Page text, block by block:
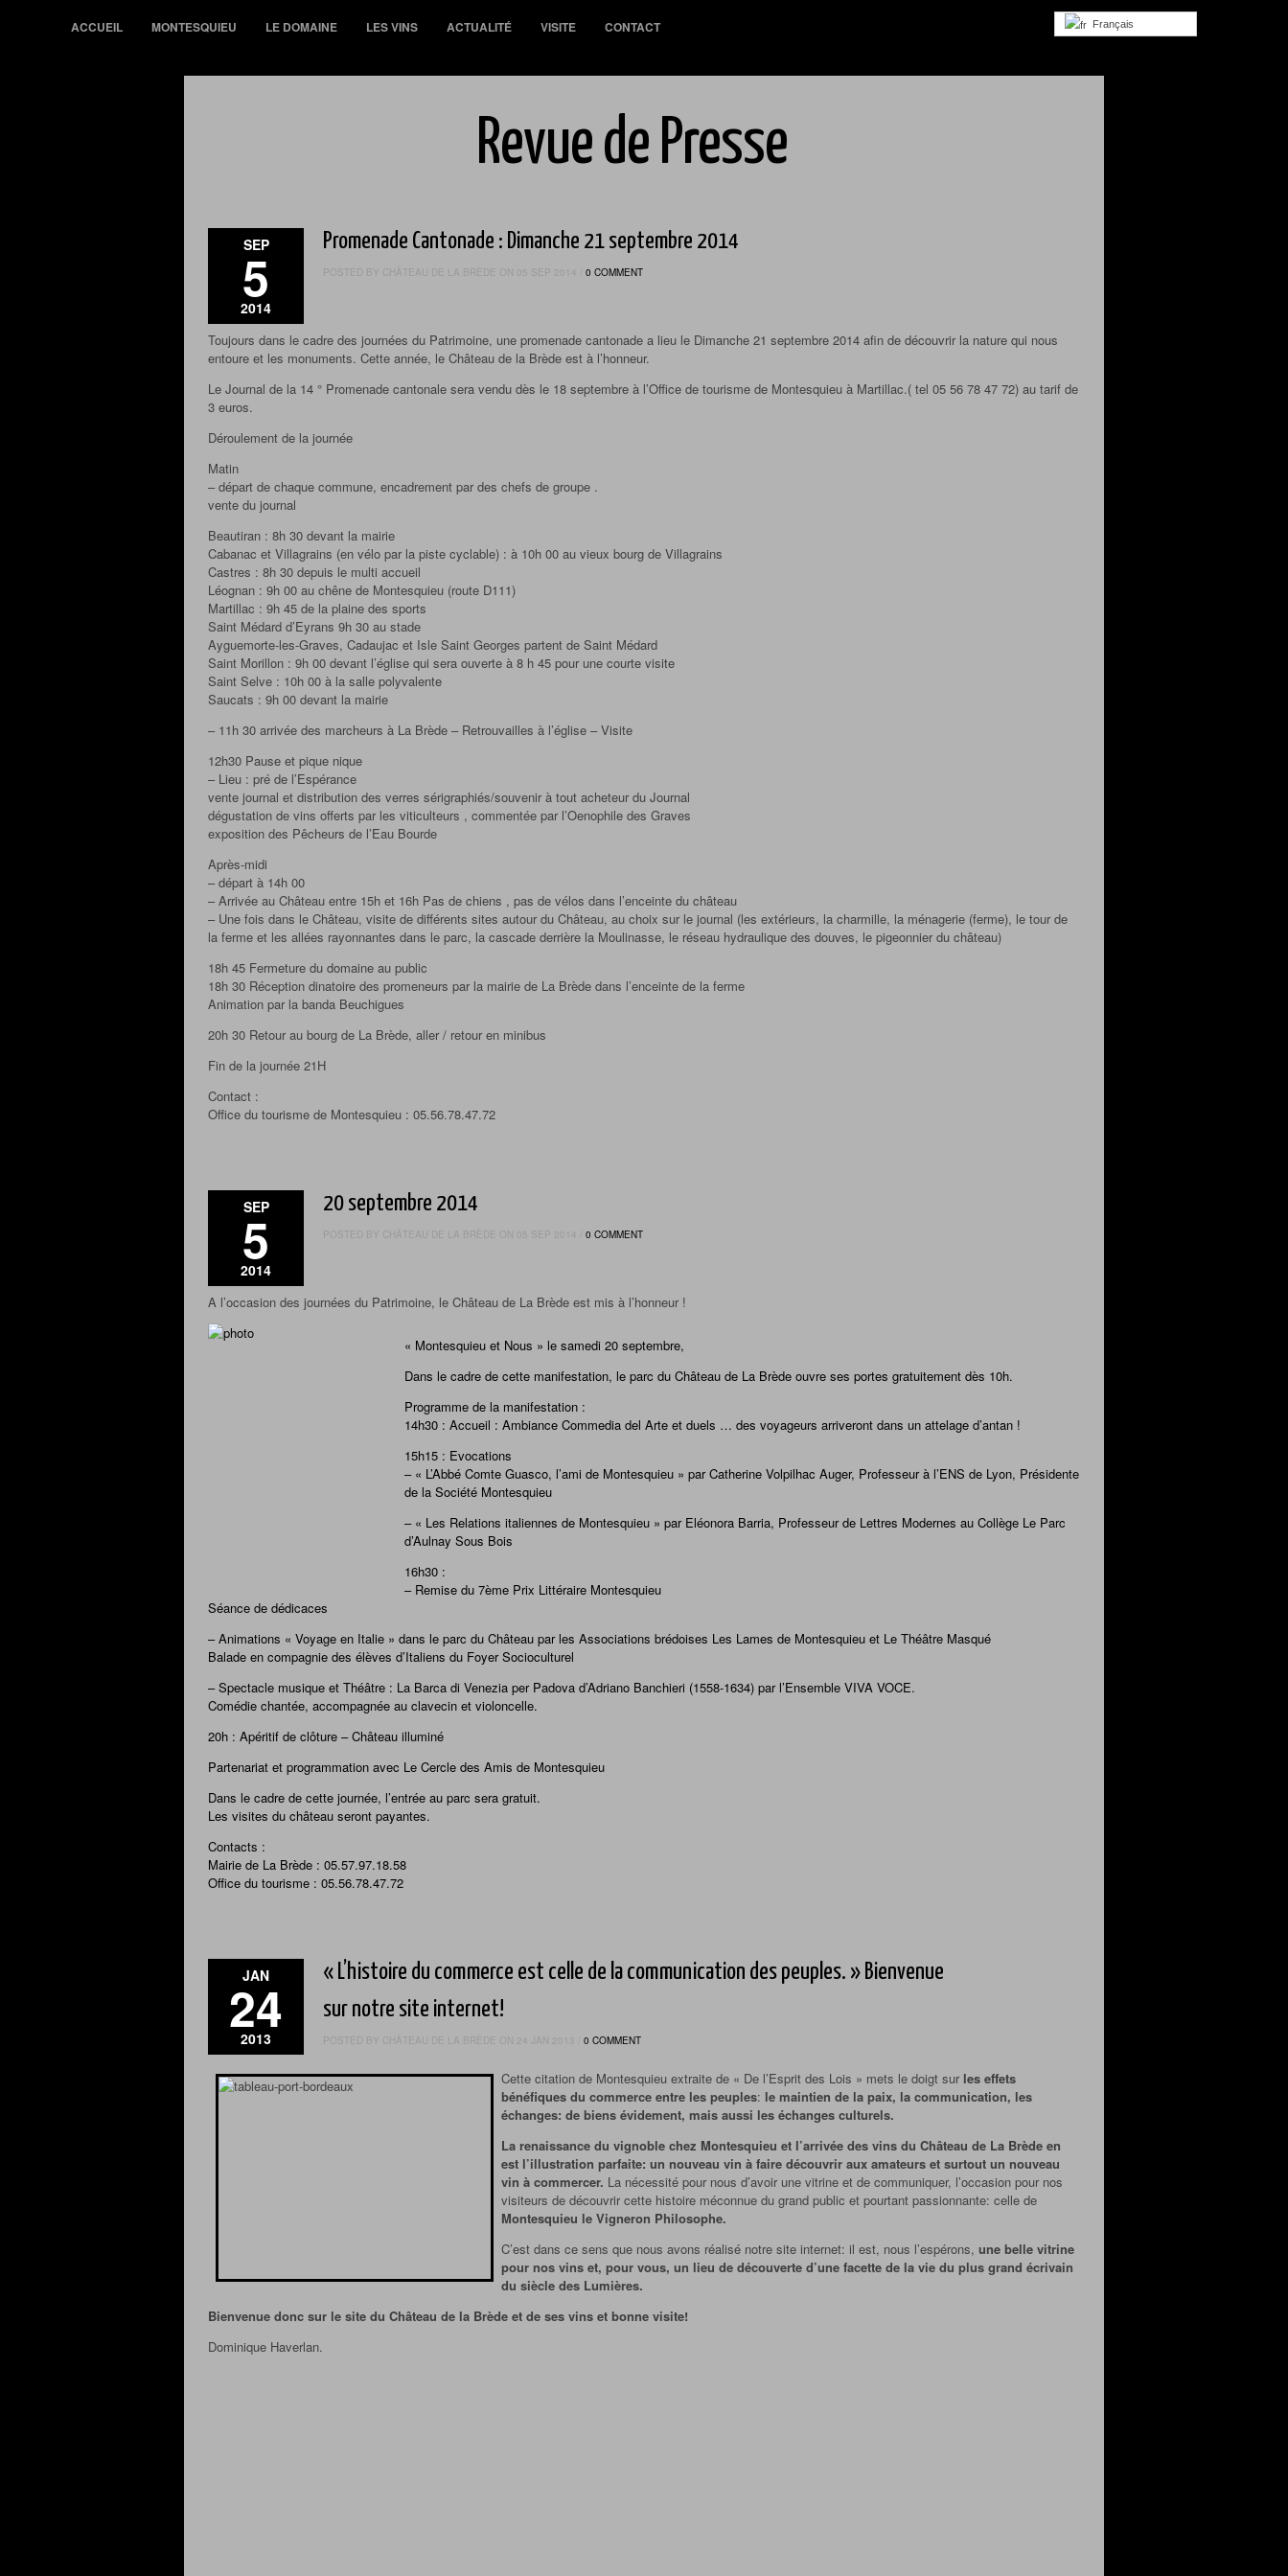
ACCUEIL MONTESQUIEU LE DOMAINE LES VINS ACTUALITÉ VISITE CONTACT Français
Revue de Presse
SEP
5
2014
Promenade Cantonade : Dimanche 21 septembre 2014
POSTED BY CHÂTEAU DE LA BRÈDE ON 05 SEP 2014 / 0 COMMENT
Toujours dans le cadre des journées du Patrimoine, une promenade cantonade a lieu le Dimanche 21 septembre 2014 afin de découvrir la nature qui nous
entoure et les monuments. Cette année, le Château de la Brède est à l’honneur.
Le Journal de la 14 ° Promenade cantonale sera vendu dès le 18 septembre à l’Office de tourisme de Montesquieu à Martillac.( tel 05 56 78 47 72) au tarif de
3 euros.
Déroulement de la journée
Matin
– départ de chaque commune, encadrement par des chefs de groupe .
vente du journal
Beautiran : 8h 30 devant la mairie
Cabanac et Villagrains (en vélo par la piste cyclable) : à 10h 00 au vieux bourg de Villagrains
Castres : 8h 30 depuis le multi accueil
Léognan : 9h 00 au chêne de Montesquieu (route D111)
Martillac : 9h 45 de la plaine des sports
Saint Médard d’Eyrans 9h 30 au stade
Ayguemorte-les-Graves, Cadaujac et Isle Saint Georges partent de Saint Médard
Saint Morillon : 9h 00 devant l’église qui sera ouverte à 8 h 45 pour une courte visite
Saint Selve : 10h 00 à la salle polyvalente
Saucats : 9h 00 devant la mairie
– 11h 30 arrivée des marcheurs à La Brède – Retrouvailles à l’église – Visite
12h30 Pause et pique nique
– Lieu : pré de l’Espérance
vente journal et distribution des verres sérigraphiés/souvenir à tout acheteur du Journal
dégustation de vins offerts par les viticulteurs , commentée par l’Oenophile des Graves
exposition des Pêcheurs de l’Eau Bourde
Après-midi
– départ à 14h 00
– Arrivée au Château entre 15h et 16h Pas de chiens , pas de vélos dans l’enceinte du château
– Une fois dans le Château, visite de différents sites autour du Château, au choix sur le journal (les extérieurs, la charmille, la ménagerie (ferme), le tour de
la ferme et les allées rayonnantes dans le parc, la cascade derrière la Moulinasse, le réseau hydraulique des douves, le pigeonnier du château)
18h 45 Fermeture du domaine au public
18h 30 Réception dinatoire des promeneurs par la mairie de La Brède dans l’enceinte de la ferme
Animation par la banda Beuchigues
20h 30 Retour au bourg de La Brède, aller / retour en minibus
Fin de la journée 21H
Contact :
Office du tourisme de Montesquieu : 05.56.78.47.72
SEP
5
2014
20 septembre 2014
POSTED BY CHÂTEAU DE LA BRÈDE ON 05 SEP 2014 / 0 COMMENT
A l’occasion des journées du Patrimoine, le Château de La Brède est mis à l’honneur !
« Montesquieu et Nous » le samedi 20 septembre,
Dans le cadre de cette manifestation, le parc du Château de La Brède ouvre ses portes gratuitement dès 10h.
Programme de la manifestation :
14h30 : Accueil : Ambiance Commedia del Arte et duels … des voyageurs arriveront dans un attelage d’antan !
15h15 : Evocations
– « L’Abbé Comte Guasco, l’ami de Montesquieu » par Catherine Volpilhac Auger, Professeur à l’ENS de Lyon, Présidente
de la Société Montesquieu
– « Les Relations italiennes de Montesquieu » par Eléonora Barria, Professeur de Lettres Modernes au Collège Le Parc
d’Aulnay Sous Bois
16h30 :
– Remise du 7ème Prix Littéraire Montesquieu
Séance de dédicaces
– Animations « Voyage en Italie » dans le parc du Château par les Associations brédoises Les Lames de Montesquieu et Le Théâtre Masqué
Balade en compagnie des élèves d’Italiens du Foyer Socioculturel
– Spectacle musique et Théâtre : La Barca di Venezia per Padova d’Adriano Banchieri (1558-1634) par l’Ensemble VIVA VOCE.
Comédie chantée, accompagnée au clavecin et violoncelle.
20h : Apéritif de clôture – Château illuminé
Partenariat et programmation avec Le Cercle des Amis de Montesquieu
Dans le cadre de cette journée, l’entrée au parc sera gratuit.
Les visites du château seront payantes.
Contacts :
Mairie de La Brède : 05.57.97.18.58
Office du tourisme : 05.56.78.47.72
JAN
24
2013
« L’histoire du commerce est celle de la communication des peuples. » Bienvenue
sur notre site internet!
POSTED BY CHÂTEAU DE LA BRÈDE ON 24 JAN 2013 / 0 COMMENT
Cette citation de Montesquieu extraite de « De l’Esprit des Lois » mets le doigt sur les effets
bénéfiques du commerce entre les peuples: le maintien de la paix, la communication, les
échanges: de biens évidement, mais aussi les échanges culturels.
La renaissance du vignoble chez Montesquieu et l’arrivée des vins du Château de La Brède en
est l’illustration parfaite: un nouveau vin à faire découvrir aux amateurs et surtout un nouveau
vin à commercer. La nécessité pour nous d’avoir une vitrine et de communiquer, l’occasion pour nos
visiteurs de découvrir cette histoire méconnue du grand public et pourtant passionnante: celle de
Montesquieu le Vigneron Philosophe.
C’est dans ce sens que nous avons réalisé notre site internet: il est, nous l’espérons, une belle vitrine
pour nos vins et, pour vous, un lieu de découverte d’une facette de la vie du plus grand écrivain
du siècle des Lumières.
Bienvenue donc sur le site du Château de la Brède et de ses vins et bonne visite!
Dominique Haverlan.